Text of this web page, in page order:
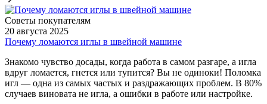
Советы покупателям
20 августа 2025
Почему ломаются иглы в швейной машине
Знакомо чувство досады, когда работа в самом разгаре, а игла
вдруг ломается, гнется или тупится? Вы не одиноки! Поломка
игл — одна из самых частых и раздражающих проблем. В 80%
случаев виновата не игла, а ошибки в работе или настройке.